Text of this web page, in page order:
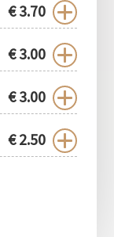
€3.70
€3.00
€3.00
€2.50